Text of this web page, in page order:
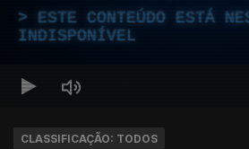
ESTE CONTEÚDO ESTÁ
INDISPONÍVEL
CLASSIFICAÇÃO: TODOS